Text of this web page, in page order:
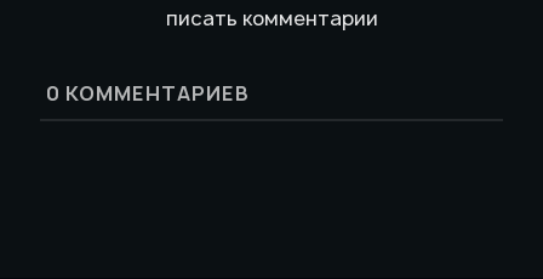
писать комментарии
0 КОММЕНТАРИЕВ